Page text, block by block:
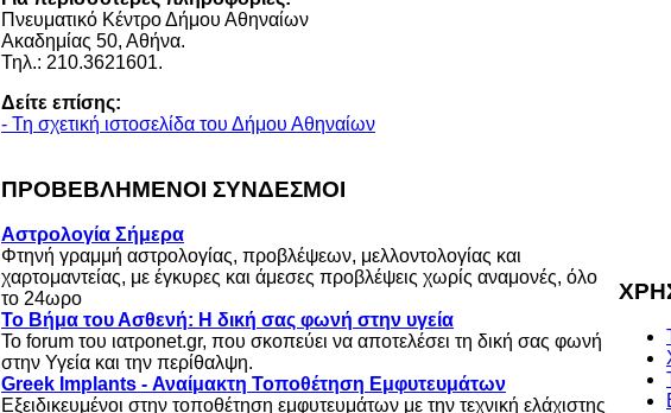
Πνευματικό Κέντρο Δήμου Αθηναίων
Ακαδημίας 50, Αθήνα.
Τηλ.: 210.3621601.
Δείτε επίσης:
- Τη σχετική ιστοσελίδα του Δήμου Αθηναίων
ΠΡΟΒΕΒΛΗΜΕΝΟΙ ΣΥΝΔΕΣΜΟΙ
Αστρολογία Σήμερα
Φτηνή γραμμή αστρολογίας, προβλέψεων, μελλοντολογίας και
χαρτομαντείας, με έγκυρες και άμεσες προβλέψεις χωρίς αναμονές, όλο
το 24ωρο
Το Βήμα του Ασθενή: Η δική σας φωνή στην υγεία
Το forum του ιατροnet.gr, που σκοπεύει να αποτελέσει τη δική σας φωνή
στην Υγεία και την περίθαλψη.
Greek Implants - Αναίμακτη Τοποθέτηση Εμφυτευμάτων
Εξειδικευμένοι στην τοποθέτηση εμφυτευμάτων με την τεχνική ελάχιστης